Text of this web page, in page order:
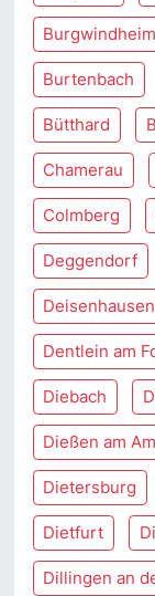
Burgwindheim
Burtenbach
Bütthard
Chamerau
Colmberg
Deggendorf
Deisenhausen
Dentlein am
Diebach
Dießen am
Dietersburg
Dietfurt
Dillingen an